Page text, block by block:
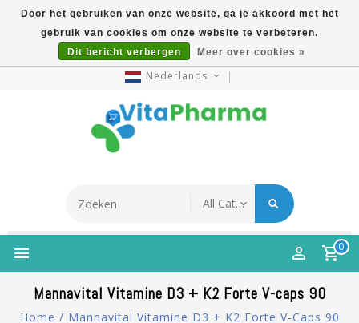
5% Korting Na Aanmelding Op Nieuwsbrief | Gratis
Verzending Vanaf €49 | Online Sinds 2007
Nederlands
0
Mannavital Vitamine D3 + K2 Forte V-caps 90
Home / Mannavital Vitamine D3 + K2 Forte V-Caps 90
Door het gebruiken van onze website, ga je akkoord met het
gebruik van cookies om onze website te verbeteren.
Dit bericht verbergen
Meer over cookies »